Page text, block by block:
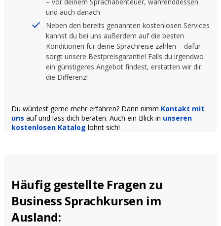
und auch danach
Neben den bereits genannten kostenlosen Services
kannst du bei uns außerdem auf die besten
Konditionen für deine Sprachreise zählen – dafür
sorgt unsere Bestpreisgarantie! Falls du irgendwo
ein günstigeres Angebot findest, erstatten wir dir
die Differenz!
Du würdest gerne mehr erfahren? Dann nimm Kontakt mit
uns auf und lass dich beraten. Auch ein Blick in unseren
kostenlosen Katalog lohnt sich!
Häufig gestellte Fragen zu
Business Sprachkursen im
Ausland: